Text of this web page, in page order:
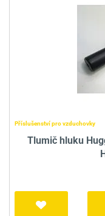
Příslušenství pro vzduchovky
Tlumič hluku